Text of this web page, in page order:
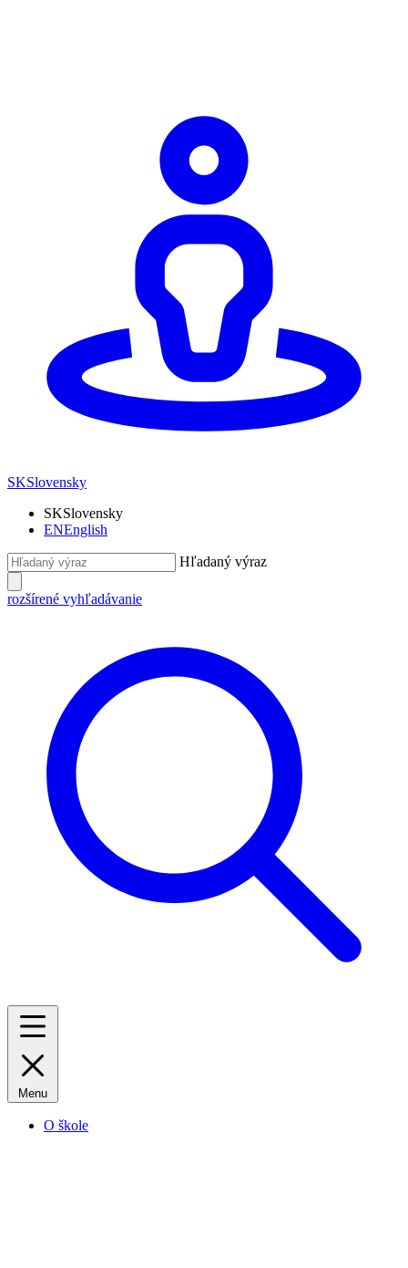
SKSlovensky
SKSlovensky
ENEnglish
Hľadaný výraz
rozšírené vyhľadávanie
Menu
O škole